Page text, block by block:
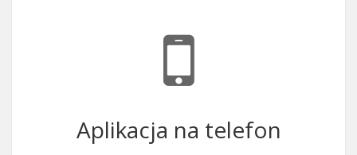
Aplikacja na telefon